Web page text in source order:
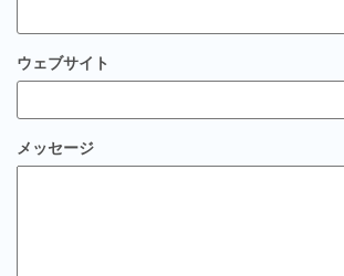
ウェブサイト
メッセージ